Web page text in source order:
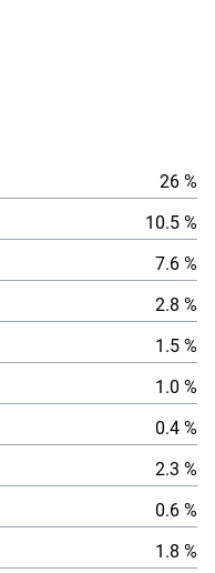
26 %
10.5 %
7.6 %
2.8 %
1.5 %
1.0 %
0.4 %
2.3 %
0.6 %
1.8 %